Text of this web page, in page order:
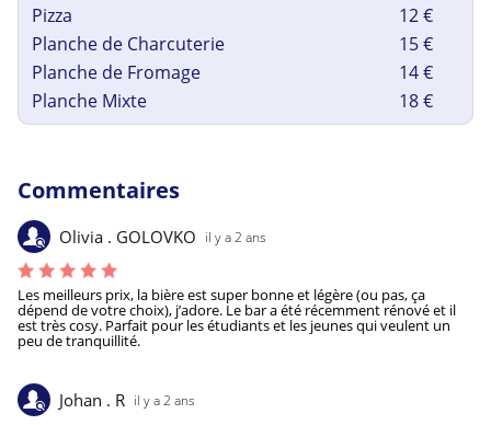
Pizza
12 €
Planche de Charcuterie
15 €
Planche de Fromage
14 €
Planche Mixte
18 €
Commentaires
Olivia . GOLOVKO il y a 2 ans
Les meilleurs prix, la bière est super bonne et légère (ou pas, ça
dépend de votre choix), j’adore. Le bar a été récemment rénové et il
est très cosy. Parfait pour les étudiants et les jeunes qui veulent un
peu de tranquillité.
Johan . R il y a 2 ans